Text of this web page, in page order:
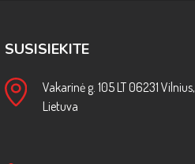
SUSISIEKITE
Vakarinė g. 105 LT 06231 Vilnius,
Lietuva